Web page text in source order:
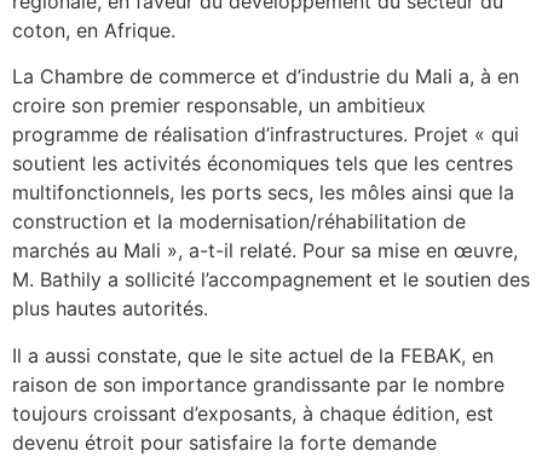
coton, en Afrique.
La Chambre de commerce et d’industrie du Mali a, à en
croire son premier responsable, un ambitieux
programme de réalisation d’infrastructures. Projet « qui
soutient les activités économiques tels que les centres
multifonctionnels, les ports secs, les môles ainsi que la
construction et la modernisation/réhabilitation de
marchés au Mali », a-t-il relaté. Pour sa mise en œuvre,
M. Bathily a sollicité l’accompagnement et le soutien des
plus hautes autorités.
Il a aussi constate, que le site actuel de la FEBAK, en
raison de son importance grandissante par le nombre
toujours croissant d’exposants, à chaque édition, est
devenu étroit pour satisfaire la forte demande